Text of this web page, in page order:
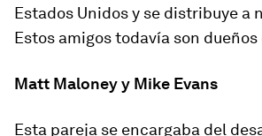
Estados Unidos y se distribuye a
Estos amigos todavía son
Matt Maloney y Mike Evans
Esta pareja se encargaba del